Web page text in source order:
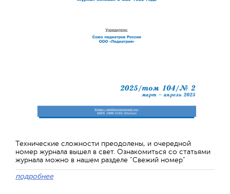
Технические сложности преодолены, и очередной
номер журнала вышел в свет. Ознакомиться со статьями
журнала можно в нашем разделе "Свежий номер"
подробнее